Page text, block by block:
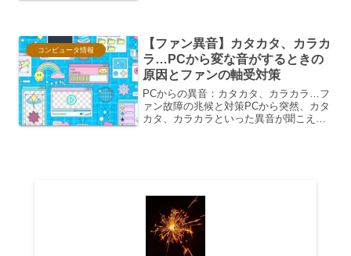
一台を選ぶことが、快適...
コンピュータ情報
【ファン異音】カタカタ、カラカ
ラ…PCから変な音がするときの
原因とファンの軸受対策
PCからの異音：カタカタ、カラカラ…フ
ァン故障の兆候と対策PCから突然、カタ
カタ、カラカラといった異音が聞こえて